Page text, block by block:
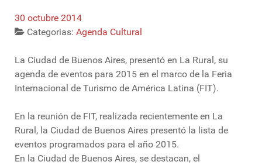
30 octubre 2014
Categorias: Agenda Cultural
La Ciudad de Buenos Aires, presentó en La Rural, su
agenda de eventos para 2015 en el marco de la Feria
Internacional de Turismo de América Latina (FIT).
En la reunión de FIT, realizada recientemente en La
Rural, la Ciudad de Buenos Aires presentó la lista de
eventos programados para el año 2015.
En la Ciudad de Buenos Aires, se destacan, el